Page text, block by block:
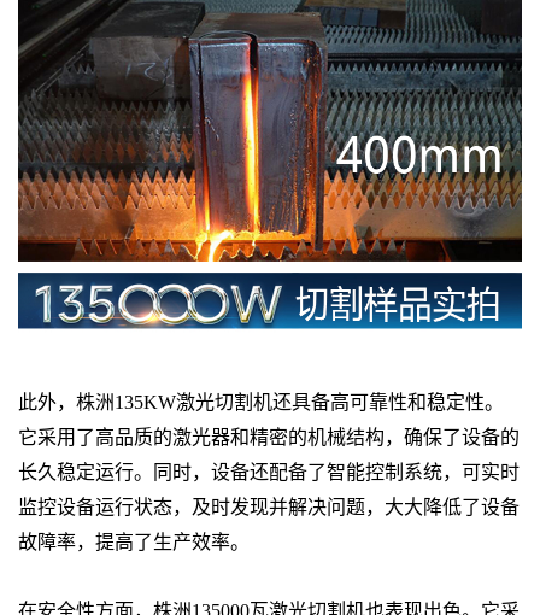
此外，株洲135KW激光切割机还具备高可靠性和稳定性。
它采用了高品质的激光器和精密的机械结构，确保了设备的
长久稳定运行。同时，设备还配备了智能控制系统，可实时
监控设备运行状态，及时发现并解决问题，大大降低了设备
故障率，提高了生产效率。
在安全性方面，株洲135000瓦激光切割机也表现出色。它采